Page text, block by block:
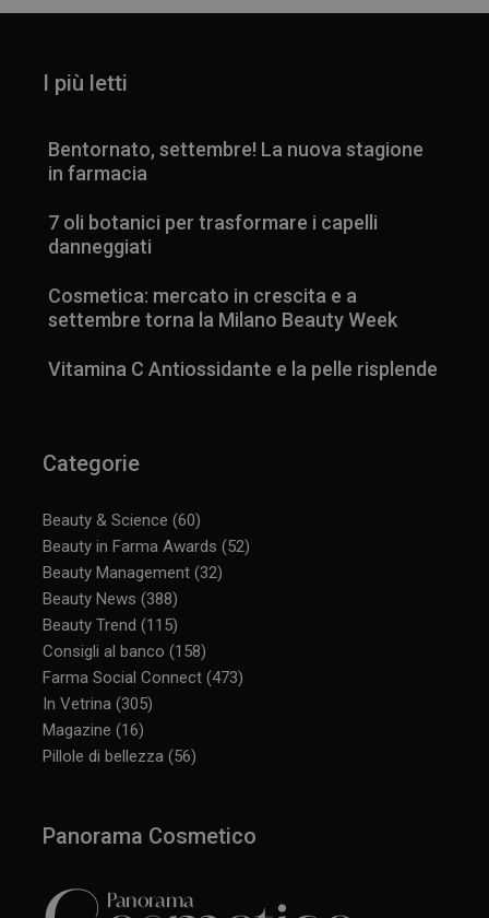
I più letti
Bentornato, settembre! La nuova stagione
in farmacia
7 oli botanici per trasformare i capelli
danneggiati
Cosmetica: mercato in crescita e a
settembre torna la Milano Beauty Week
Vitamina C Antiossidante e la pelle risplende
Categorie
Beauty & Science (60)
Beauty in Farma Awards (52)
Beauty Management (32)
Beauty News (388)
Beauty Trend (115)
Consigli al banco (158)
Farma Social Connect (473)
In Vetrina (305)
Magazine (16)
Pillole di bellezza (56)
Panorama Cosmetico